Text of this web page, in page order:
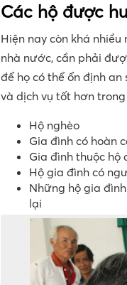
Các hộ được
Hiện nay còn khá
nhà nước, cần phải
để họ có thể ổn định
và dịch vụ tốt hơn trong
Hộ nghèo
Gia đình có hoàn
Gia đình thuộc hộ
Hộ gia đình có
Những hộ gia
lại